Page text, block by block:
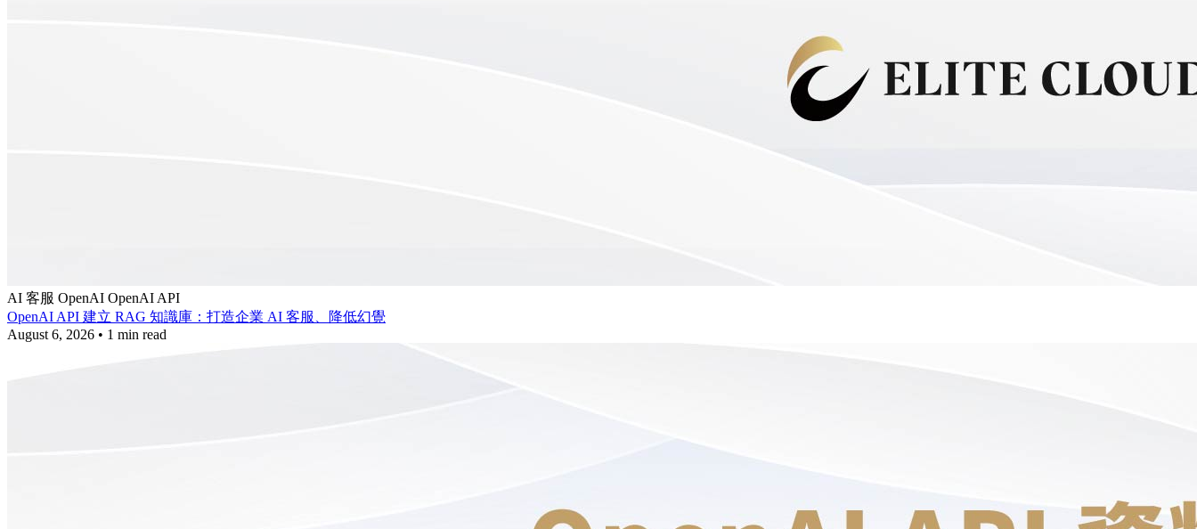
AI 客服 OpenAI OpenAI API
OpenAI API 建立 RAG 知識庫：打造企業 AI 客服、降低幻覺
August 6, 2026 • 1 min read